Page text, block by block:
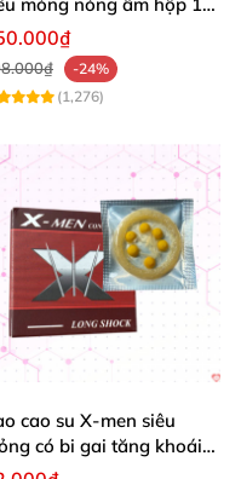
này chỉ dùngđược 1
vì sẽ làm rách bao.
thủnghoặc rách.
kích thích cảm giác
-24%
(1,276)
cao su X-men siêu
có bi gai tăng khoái